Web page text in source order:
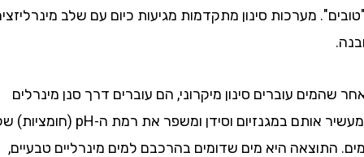
מערכות סינון מתקדמות מגיעות כיום עם שלב מינרליזציה
עוברים סינון מיקרוני, הם עוברים דרך סנן מינרלים
שמעשיר אותם במגנזיום וסידן ומשפר את רמת ה-pH (חומציות) של
היא מים שדומים בהרכבם למים מינרליים טבעיים,